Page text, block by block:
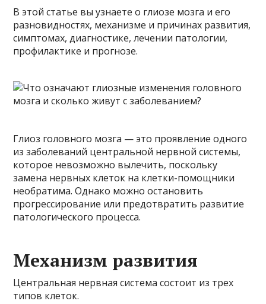
В этой статье вы узнаете о глиозе мозга и его
разновидностях, механизме и причинах развития,
симптомах, диагностике, лечении патологии,
профилактике и прогнозе.
Глиоз головного мозга — это проявление одного
из заболеваний центральной нервной системы,
которое невозможно вылечить, поскольку
замена нервных клеток на клетки-помощники
необратима. Однако можно остановить
прогрессирование или предотвратить развитие
патологического процесса.
Механизм развития
Центральная нервная система состоит из трех
типов клеток.